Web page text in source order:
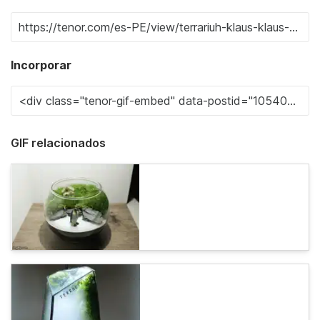
Incorporar
GIF relacionados